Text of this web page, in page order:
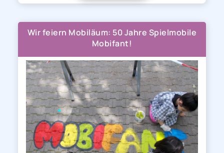
Wir feiern Mobiläum: 50 Jahre Spielmobile
Mobifant!